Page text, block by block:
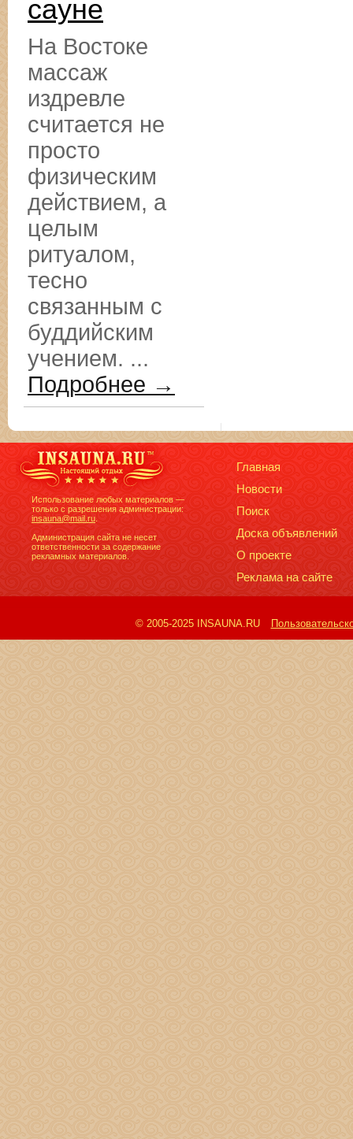
сауне
На Востоке
массаж
издревле
считается не
просто
физическим
действием, а
целым
ритуалом,
тесно
связанным с
буддийским
учением. ...
Подробнее →
Использование любых материалов —
только с разрешения администрации:
insauna@mail.ru
Администрация сайта не несет
ответственности за содержание
рекламных материалов.
Главная
Новости
Поиск
Доска объявлений
О проекте
Реклама на сайте
© 2005-2025 INSAUNA.RU